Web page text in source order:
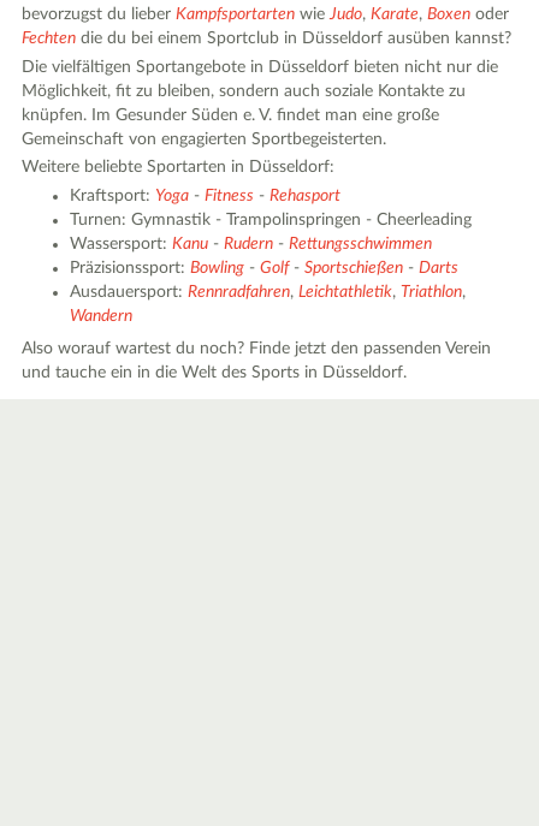
bevorzugst du lieberKampfsportarten wieJudo,Karate,Boxen oder
Fechten die du bei einem Sportclub in Düsseldorf ausüben kannst?
Die vielfältigen Sportangebote in Düsseldorf bieten nicht nur die
Möglichkeit, fit zu bleiben, sondern auch soziale Kontakte zu
knüpfen. Im Gesunder Süden e. V. findet man eine große
Gemeinschaft von engagierten Sportbegeisterten.
Weitere beliebte Sportarten in Düsseldorf:
Kraftsport: Yoga -Fitness -Rehasport
Turnen: Gymnastik - Trampolinspringen - Cheerleading
Wassersport:Kanu -Rudern -Rettungsschwimmen
Präzisionssport:Bowling -Golf-Sportschießen -Darts
Ausdauersport:Rennradfahren,Leichtathletik,Triathlon,
Wandern
Also worauf wartest du noch? Finde jetzt den passenden Verein
und tauche ein in die Welt des Sports in Düsseldorf.